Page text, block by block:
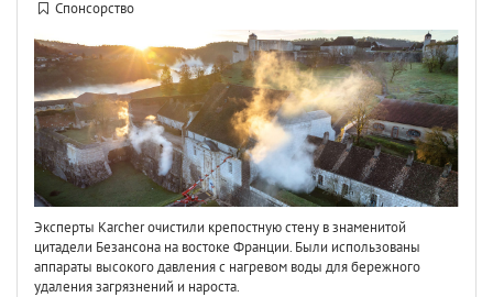
Спонсорство
Эксперты Karcher очистили крепостную стену в знаменитой
цитадели Безансона на востоке Франции. Были использованы
аппараты высокого давления с нагревом воды для бережного
удаления загрязнений и нароста.